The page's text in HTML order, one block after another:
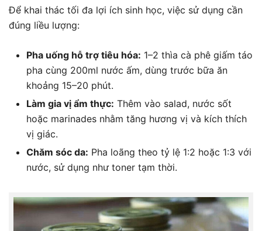
Để khai thác tối đa lợi ích sinh học, việc sử dụng cần
đúng liều lượng:
Pha uống hỗ trợ tiêu hóa: 1–2 thìa cà phê giấm táo
pha cùng 200ml nước ấm, dùng trước bữa ăn
khoảng 15–20 phút.
Làm gia vị ẩm thực: Thêm vào salad, nước sốt
hoặc marinades nhằm tăng hương vị và kích thích
vị giác.
Chăm sóc da: Pha loãng theo tỷ lệ 1:2 hoặc 1:3 với
nước, sử dụng như toner tạm thời.